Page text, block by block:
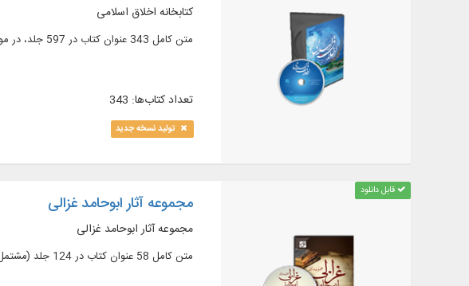
كتابخانه اخلاق اسلامی
متن كامل 343 عنوان كتاب در 597 جلد، در موضوعات: آداب، حقوق، فضایل اخلاقی و ...
تعداد کتاب‌ها: 343
تولید نسخه جدید
قابل دانلود
مجموعه آثار ابوحامد غزالی
مجموعه آثار ابوحامد غزالی
متن کامل 58 عنوان کتاب در 124 جلد (مشتمل بر 32 رساله)، در علوم اسلامی مانند: عرفان، کلام، منطق و فلسفه، فقه و اصول فقه، سیاست مدن